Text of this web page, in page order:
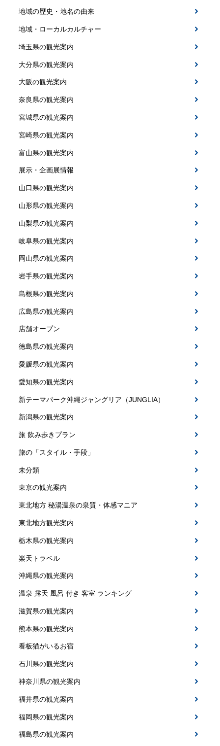
地域の歴史・地名の由来
地域・ローカルカルチャー
埼玉県の観光案内
大分県の観光案内
大阪の観光案内
奈良県の観光案内
宮城県の観光案内
宮崎県の観光案内
富山県の観光案内
展示・企画展情報
山口県の観光案内
山形県の観光案内
山梨県の観光案内
岐阜県の観光案内
岡山県の観光案内
岩手県の観光案内
島根県の観光案内
広島県の観光案内
店舗オープン
徳島県の観光案内
愛媛県の観光案内
愛知県の観光案内
新テーマパーク沖縄ジャングリア（JUNGLIA）
新潟県の観光案内
旅 飲み歩きプラン
旅の「スタイル・手段」
未分類
東京の観光案内
東北地方 秘湯温泉の泉質・体感マニア
東北地方観光案内
栃木県の観光案内
楽天トラベル
沖縄県の観光案内
温泉 露天 風呂 付き 客室 ランキング
滋賀県の観光案内
熊本県の観光案内
看板猫がいるお宿
石川県の観光案内
神奈川県の観光案内
福井県の観光案内
福岡県の観光案内
福島県の観光案内